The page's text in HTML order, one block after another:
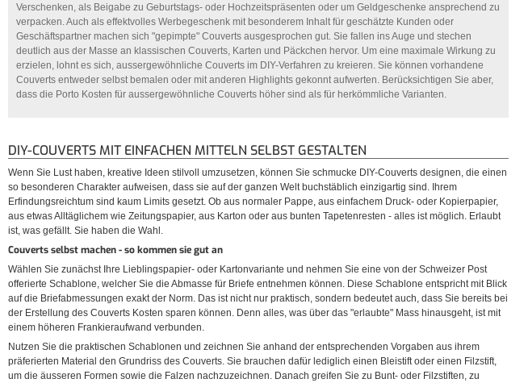
Verschenken, als Beigabe zu Geburtstags- oder Hochzeitspräsenten oder um Geldgeschenke ansprechend zu
verpacken. Auch als effektvolles Werbegeschenk mit besonderem Inhalt für geschätzte Kunden oder
Geschäftspartner machen sich "gepimpte" Couverts ausgesprochen gut. Sie fallen ins Auge und stechen
deutlich aus der Masse an klassischen Couverts, Karten und Päckchen hervor. Um eine maximale Wirkung zu
erzielen, lohnt es sich, aussergewöhnliche Couverts im DIY-Verfahren zu kreieren. Sie können vorhandene
Couverts entweder selbst bemalen oder mit anderen Highlights gekonnt aufwerten. Berücksichtigen Sie aber,
dass die Porto Kosten für aussergewöhnliche Couverts höher sind als für herkömmliche Varianten.
DIY-COUVERTS MIT EINFACHEN MITTELN SELBST GESTALTEN
Wenn Sie Lust haben, kreative Ideen stilvoll umzusetzen, können Sie schmucke DIY-Couverts designen, die einen
so besonderen Charakter aufweisen, dass sie auf der ganzen Welt buchstäblich einzigartig sind. Ihrem
Erfindungsreichtum sind kaum Limits gesetzt. Ob aus normaler Pappe, aus einfachem Druck- oder Kopierpapier,
aus etwas Alltäglichem wie Zeitungspapier, aus Karton oder aus bunten Tapetenresten - alles ist möglich. Erlaubt
ist, was gefällt. Sie haben die Wahl.
Couverts selbst machen - so kommen sie gut an
Wählen Sie zunächst Ihre Lieblingspapier- oder Kartonvariante und nehmen Sie eine von der Schweizer Post
offerierte Schablone, welcher Sie die Abmasse für Briefe entnehmen können. Diese Schablone entspricht mit Blick
auf die Briefabmessungen exakt der Norm. Das ist nicht nur praktisch, sondern bedeutet auch, dass Sie bereits bei
der Erstellung des Couverts Kosten sparen können. Denn alles, was über das "erlaubte" Mass hinausgeht, ist mit
einem höheren Frankieraufwand verbunden.
Nutzen Sie die praktischen Schablonen und zeichnen Sie anhand der entsprechenden Vorgaben aus ihrem
präferierten Material den Grundriss des Couverts. Sie brauchen dafür lediglich einen Bleistift oder einen Filzstift,
um die äusseren Formen sowie die Falzen nachzuzeichnen. Danach greifen Sie zu Bunt- oder Filzstiften, zu